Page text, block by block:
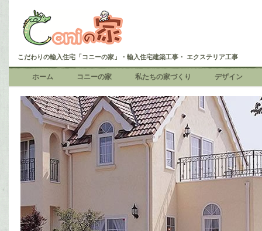
こだわりの輸入住宅「コニーの家」・輸入住宅建築工事・ エクステリア工事
ホーム コニーの家 私たちの家づくり デザイン